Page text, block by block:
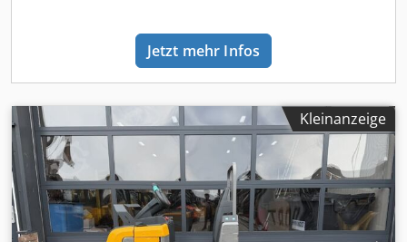
Jetzt mehr Infos
Kleinanzeige